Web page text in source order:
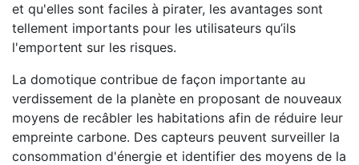
et qu'elles sont faciles à pirater, les avantages sont
tellement importants pour les utilisateurs qu’ils
l'emportent sur les risques.
La domotique contribue de façon importante au
verdissement de la planète en proposant de nouveaux
moyens de recâbler les habitations afin de réduire leur
empreinte carbone. Des capteurs peuvent surveiller la
consommation d'énergie et identifier des moyens de la